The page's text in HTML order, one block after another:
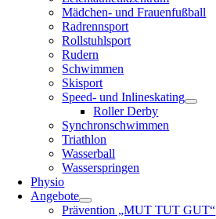
Mädchen- und Frauenfußball
Radrennsport
Rollstuhlsport
Rudern
Schwimmen
Skisport
Speed- und Inlineskating
Roller Derby
Synchronschwimmen
Triathlon
Wasserball
Wasserspringen
Physio
Angebote
Prävention „MUT TUT GUT“